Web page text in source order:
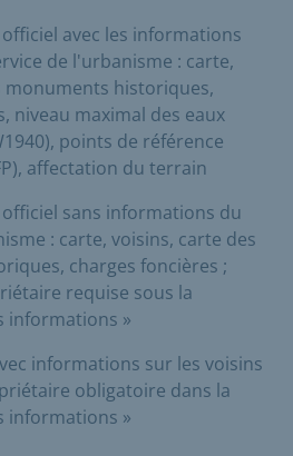
avec les informations
de l'urbanisme : carte,
monuments historiques,
niveau maximal des eaux
points de référence
affectation du terrain
sans informations du
: carte, voisins, carte des
charges foncières ;
requise sous la
informations »
informations sur les voisins
obligatoire dans la
informations »